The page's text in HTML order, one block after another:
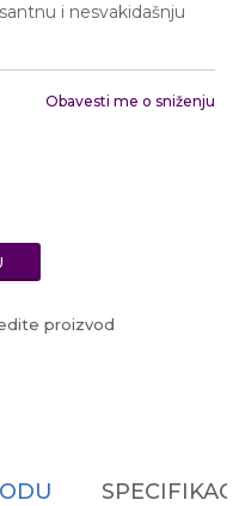
i nesvakidašnju
Obavesti me o sniženju
proizvod